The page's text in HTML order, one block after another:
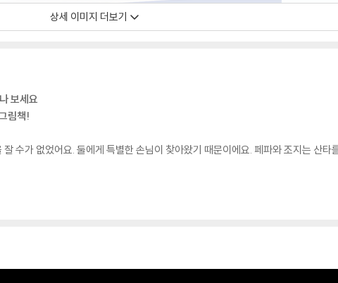
상세 이미지 더보기
보세요
림책!
수가 없었어요. 둘에게 특별한 손님이 찾아왔기 때문이에요. 페파와 조지는 산타